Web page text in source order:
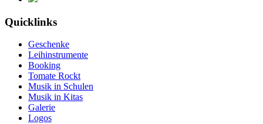
Quicklinks
Geschenke
Leihinstrumente
Booking
Tomate Rockt
Musik in Schulen
Musik in Kitas
Galerie
Logos